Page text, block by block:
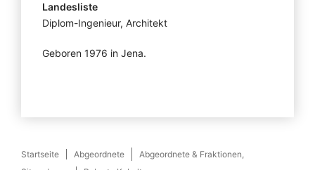
Landesliste
Diplom-Ingenieur, Architekt
Geboren 1976 in Jena.
Startseite Abgeordnete
Abgeordnete & Fraktionen,